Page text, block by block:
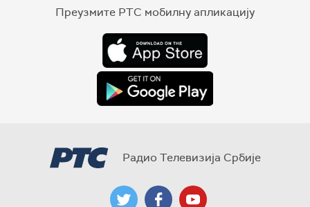
Преузмите РТС мобилну апликацију
Радио Телевизија Србије